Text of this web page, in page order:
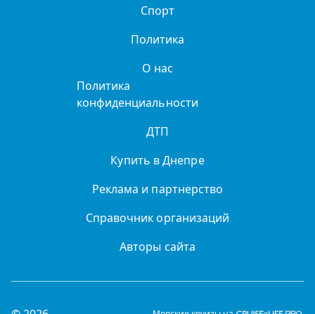
Спорт
Политика
О нас
Политика
конфиденциальности
ДТП
Купить в Днепре
Реклама и партнерство
Справочник организаций
Авторы сайта